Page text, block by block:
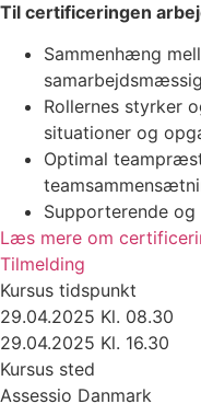
Til certificeringen
Sammenhæng
Rollernes styrker
situationer og
Optimal
Supporterende
Læs mere om
Tilmelding
Kursus tidspunkt
29.04.2025 Kl. 08.30
29.04.2025 Kl. 16.30
Kursus sted
Assessio Danmark